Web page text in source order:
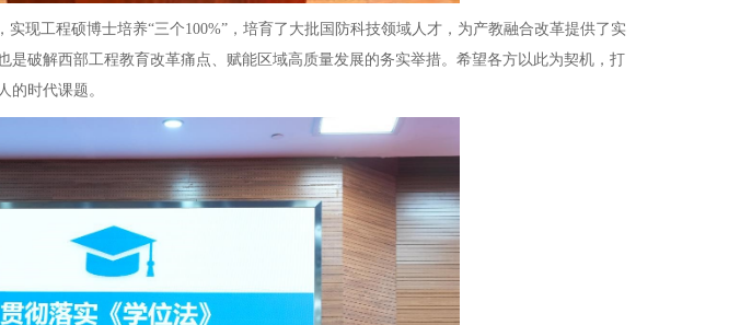
工程硕博士培养“三个100%”，培育了大批国防科技领域人才，为产教融合改革提供了实
是破解西部工程教育改革痛点、赋能区域高质量发展的务实举措。希望各方以此为契机，打
的时代课题。